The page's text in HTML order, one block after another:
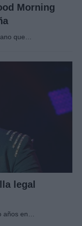
Morning
que…
legal
años en…